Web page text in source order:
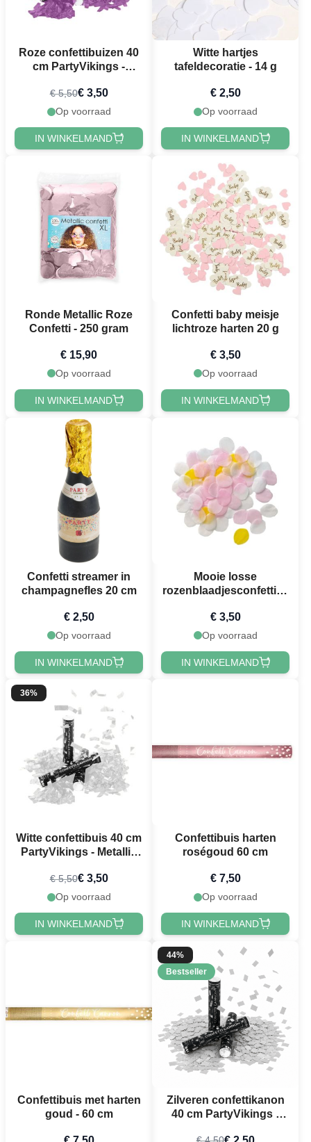
Roze confettibuizen 40
cm PartyVikings -
€ 5,50€ 3,50
Op voorraad
IN WINKELMAND
Witte hartjes
tafeldecoratie - 14 g
€ 2,50
Op voorraad
IN WINKELMAND
Ronde Metallic Roze
Confetti - 250 gram
€ 15,90
Op voorraad
IN WINKELMAND
Confetti baby meisje
lichtroze harten 20 g
€ 3,50
Op voorraad
IN WINKELMAND
Confetti streamer in
champagnefles 20 cm
€ 2,50
Op voorraad
IN WINKELMAND
Mooie losse
rozenblaadjesconfetti in
€ 3,50
Op voorraad
IN WINKELMAND
36%
Witte confettibuis 40 cm
PartyVikings - Metallic
€ 5,50€ 3,50
Op voorraad
IN WINKELMAND
Confettibuis harten
roségoud 60 cm
€ 7,50
Op voorraad
IN WINKELMAND
Confettibuis met harten
goud - 60 cm
44%
Bestseller
Zilveren confettikanon
40 cm PartyVikings -